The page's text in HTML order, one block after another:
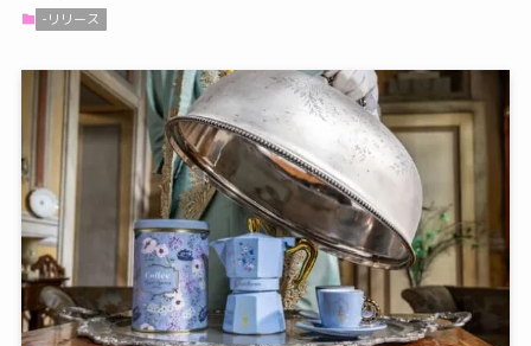
-リリース